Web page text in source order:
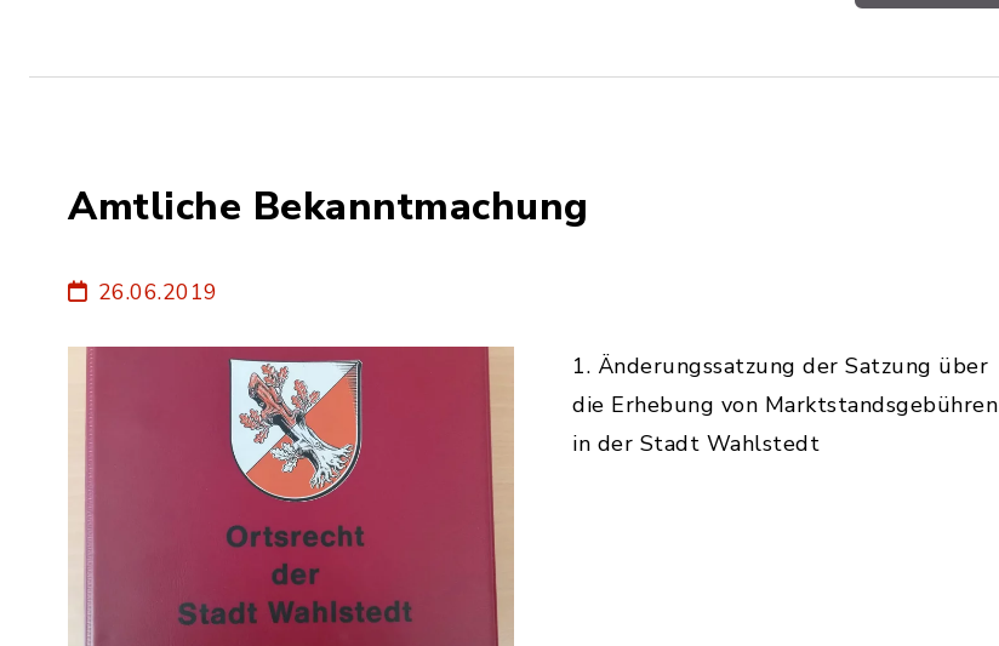
Amtliche Bekanntmachung
26.06.2019
1. Änderungssatzung der Satzung über
die Erhebung von Marktstandsgebühren
in der Stadt Wahlstedt